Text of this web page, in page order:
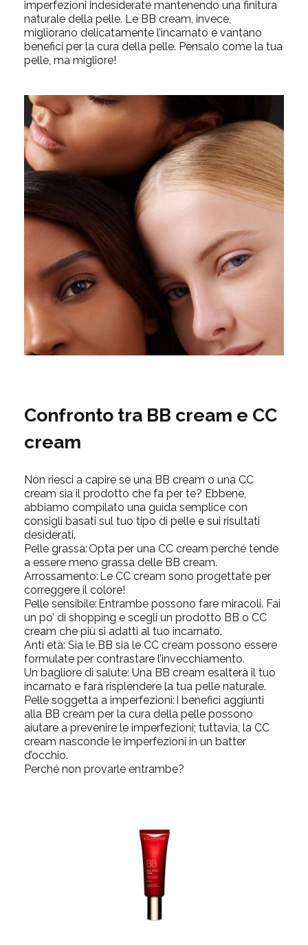
imperfezioni indesiderate mantenendo una finitura
naturale della pelle. Le BB cream, invece,
migliorano delicatamente l’incarnato e vantano
benefici per la cura della pelle. Pensalo come la tua
pelle, ma migliore!
Confronto tra BB cream e CC
cream
Non riesci a capire se una BB cream o una CC
cream sia il prodotto che fa per te? Ebbene,
abbiamo compilato una guida semplice con
consigli basati sul tuo tipo di pelle e sui risultati
desiderati.
Pelle grassa: Opta per una CC cream perché tende
a essere meno grassa delle BB cream.
Arrossamento: Le CC cream sono progettate per
correggere il colore!
Pelle sensibile: Entrambe possono fare miracoli. Fai
un po’ di shopping e scegli un prodotto BB o CC
cream che più si adatti al tuo incarnato.
Anti età: Sia le BB sia le CC cream possono essere
formulate per contrastare l’invecchiamento.
Un bagliore di salute: Una BB cream esalterà il tuo
incarnato e farà risplendere la tua pelle naturale.
Pelle soggetta a imperfezioni: I benefici aggiunti
alla BB cream per la cura della pelle possono
aiutare a prevenire le imperfezioni; tuttavia, la CC
cream nasconde le imperfezioni in un batter
d’occhio.
Perché non provarle entrambe?